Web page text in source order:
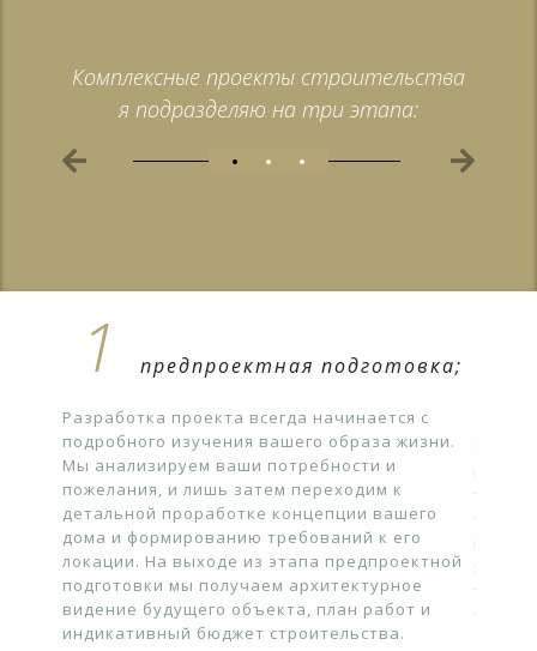
Комплексные проекты строительства
я подразделяю на три этапа:
1 предпроектная подготовка;
Разработка проекта всегда начинается с
подробного изучения вашего образа жизни.
Мы анализируем ваши потребности и
пожелания, и лишь затем переходим к
детальной проработке концепции вашего
дома и формированию требований к его
локации. На выходе из этапа предпроектной
подготовки мы получаем архитектурное
видение будущего объекта, план работ и
индикативный бюджет строительства.
ходом
того,
таким,